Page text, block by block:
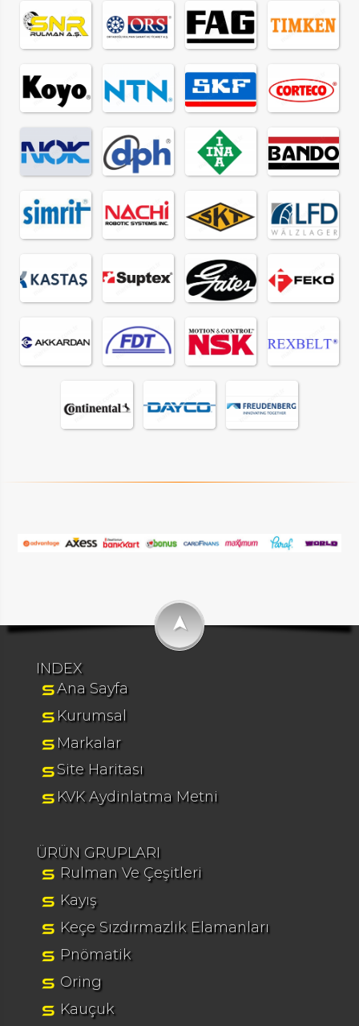
➤
INDEX
Ana Sayfa
Kurumsal
Markalar
Site Haritası
KVK Aydinlatma Metni
ÜRÜN GRUPLARI
Rulman Ve Çeşitleri
Kayış
Keçe Sızdırmazlık Elamanları
Pnömatik
Oring
Kauçuk